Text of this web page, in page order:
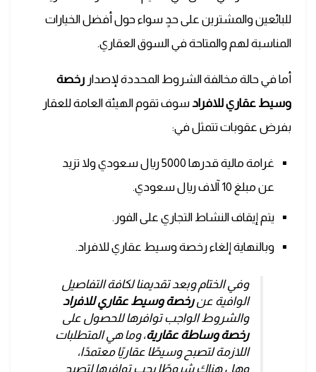
للبائعين والمشترين على حدٍ سواء حول أفضل الخيارات
المناسبة لهم والمتاحة في السوق العقاري.
أما في حالة مخالفة الشروط المحددة لإصدار رخصة
وسيط عقاريللافراد سوف تقوم الهيئة العامة للعقار
بفرض عقوبات تتمثل في:
غرامة مالية قدرها 5000 ريال سعودي ولا تزيد
عن مبلغ 10 آلاف ريال سعودي.
يتم إيقاف النشاط التجاري على الفور.
وبالنهاية إلغاءرخصة وسيط عقاري للافراد.
وفي الختام وبعد تقديمنا لكافة التفاصيل
الوافية عنرخصة وسيط عقاري للافراد
والشروط الواجب توافرها للحصول على
رخصة وساطة عقارية، وما هي المتطلبات
اللازمة لتصبح وسيطًا عقاريًا معتمدًا،
وهل هناك شروطًا يجب توافرها لتصبح